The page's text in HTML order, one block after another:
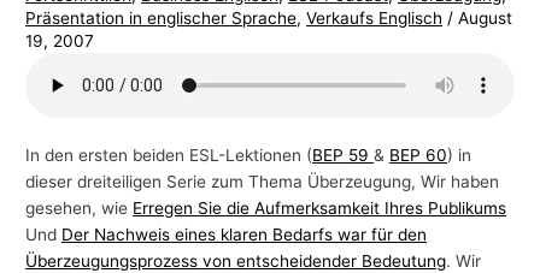
Präsentation in englischer Sprache,Verkaufs Englisch /August
19, 2007
In den ersten beiden ESL-Lektionen (BEP 59& BEP 60) in
dieser dreiteiligen Serie zum Thema Überzeugung, Wir haben
gesehen, wie Erregen Sie die Aufmerksamkeit Ihres Publikums
Und Der Nachweis eines klaren Bedarfs war für den
Überzeugungsprozess von entscheidender Bedeutung. Wir